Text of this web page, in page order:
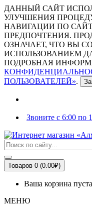
ДАННЫЙ САЙТ
УЛУЧШЕНИЯ
НАВИГАЦИИ ПО
ПРЕДПОЧТЕНИЯ.
ОЗНАЧАЕТ, ЧТО ВЫ
ИСПОЛЬЗОВАНИЕМ
ПОДРОБНАЯ
ПОЛЬЗОВАТЕЛЕЙ».
Звоните с 6:00 по
Товаров 0 (0.00₽)
Ваша корзина
МЕНЮ